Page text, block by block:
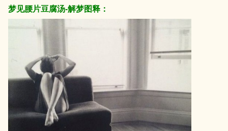
梦见腰片豆腐汤-解梦图释：